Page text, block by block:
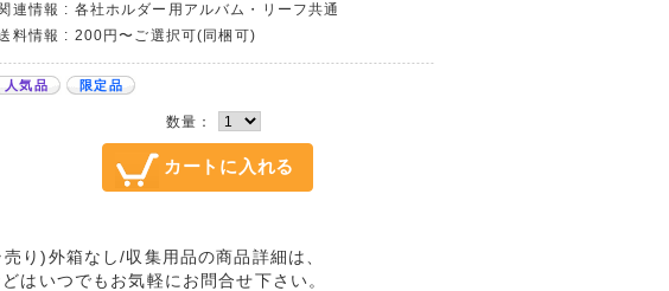
連情報 : 各社ホルダー用アルバム・リーフ共通
料情報 : 200円〜ご選択可(同梱可)
人気品 限定品
数量：
り)外箱なし/収集用品の商品詳細は、
はいつでもお気軽にお問合せ下さい。